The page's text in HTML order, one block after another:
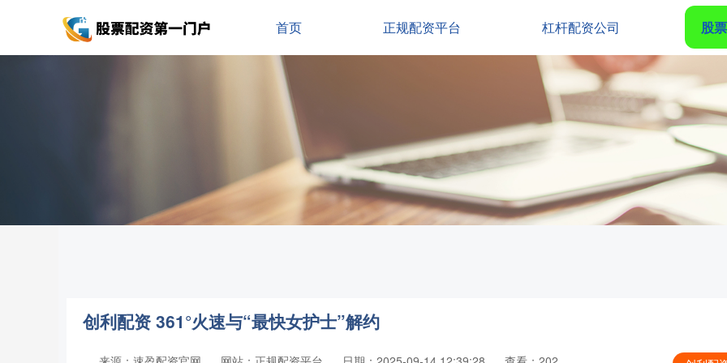
首页 正规配资平台 杠杆配资公司 股
创利配资 361°火速与“最快女护士”解约